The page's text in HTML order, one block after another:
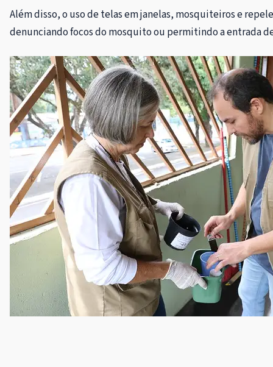
Além disso, o uso de telas em janelas, mosquiteiros e
denunciando focos do mosquito ou permitindo a entrada